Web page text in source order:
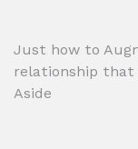
Post
Just how to
relationship that
Aside